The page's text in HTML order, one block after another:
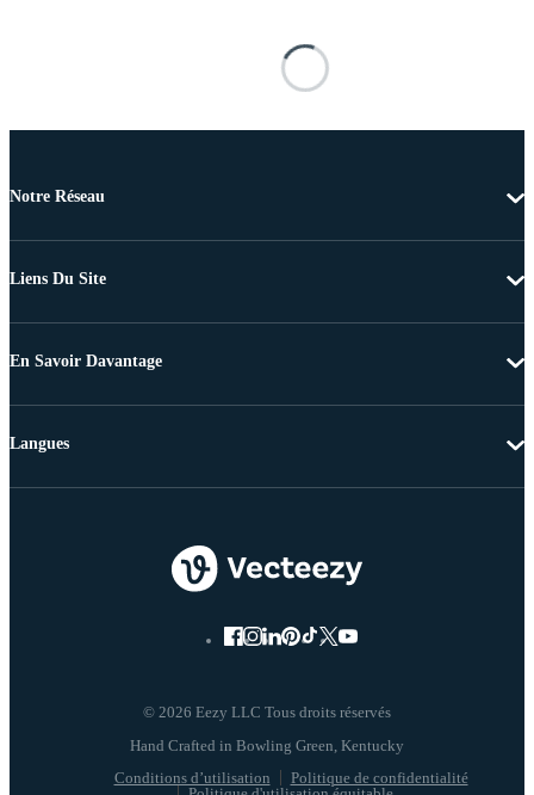
Notre Réseau
Liens Du Site
En Savoir Davantage
© 2026 Eezy LLC Tous droits réservés
Conditions d’utilisation
Politique de confidentialité
Langues